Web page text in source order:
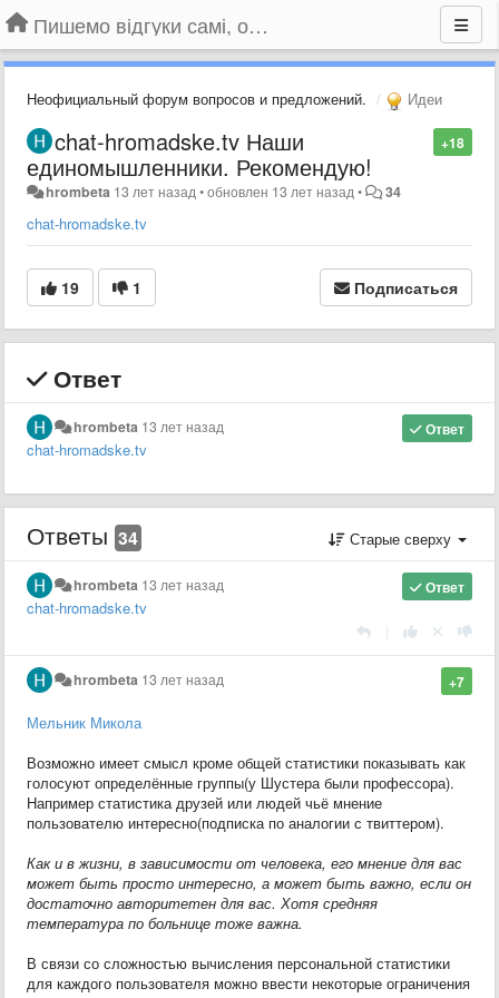
Пишемо відгуки самі, обговорюємо інші ідеї та пропозиції до Громадського Телебачення
Неофициальный форум вопросов и предложений. Идеи
+18
chat-hromadske.tv Наши
единомышленники. Рекомендую!
hrombeta 13 лет назад •обновлен 13 лет назад • 34
chat-hromadske.tv
19 1 Подписаться
Ответ
Ответ
hrombeta 13 лет назад
chat-hromadske.tv
Ответы 34 Старые сверху
Ответ
hrombeta 13 лет назад
chat-hromadske.tv
+7
hrombeta 13 лет назад
Мельник Микола
Возможно имеет смысл кроме общей статистики показывать как
голосуют определённые группы(у Шустера были профессора).
Например статистика друзей или людей чьё мнение
пользователю интересно(подписка по аналогии с твиттером).
Как и в жизни, в зависимости от человека, его мнение для вас
может быть просто интересно, а может быть важно, если он
достаточно авторитетен для вас. Хотя средняя
температура по больнице тоже важна.
В связи со сложностью вычисления персональной статистики
для каждого пользователя можно ввести некоторые ограничения